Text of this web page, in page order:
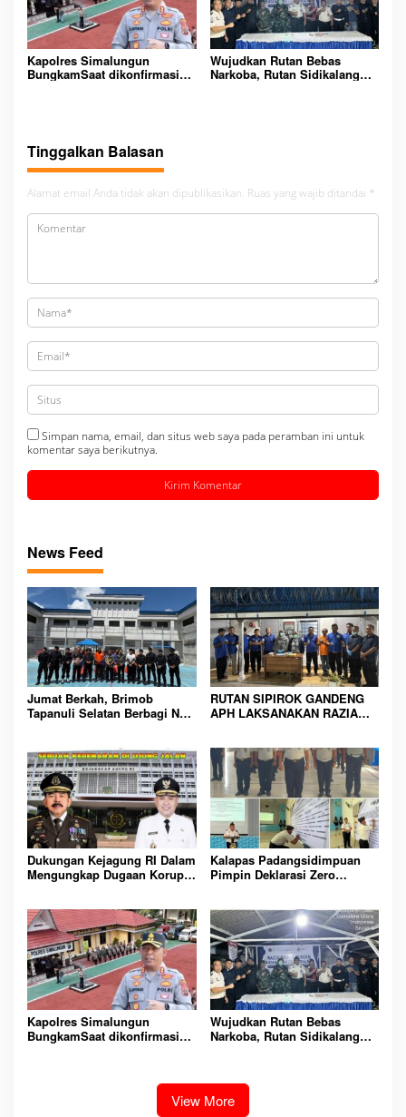
Kapolres Simalungun
BungkamSaat dikonfirmasi
Wujudkan Rutan Bebas
Narkoba, Rutan Sidikalang
Tinggalkan Balasan
Alamat email Anda tidak akan dipublikasikan. Ruas yang wajib ditandai *
Simpan nama, email, dan situs web saya pada peramban ini untuk
komentar saya berikutnya.
News Feed
Jumat Berkah, Brimob
Tapanuli Selatan Berbagi Nasi
RUTAN SIPIROK GANDENG
APH LAKSANAKAN RAZIA
LINGKUNGAN
PEMASYARAKATAN YANG
AMAN
Dukungan Kejagung RI Dalam
Mengungkap Dugaan Korupsi
Dan Tangkap!
Kalapas Padangsidimpuan
Pimpin Deklarasi Zero
Padangsidimpuan
Kapolres Simalungun
BungkamSaat dikonfirmasi
Wujudkan Rutan Bebas
Narkoba, Rutan Sidikalang
View More